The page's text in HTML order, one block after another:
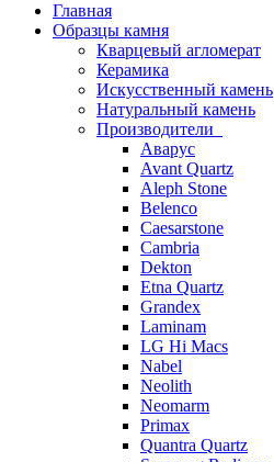
Главная
Образцы камня
Кварцевый агломерат
Керамика
Искусственный камень
Натуральный камень
Производители
Аварус
Avant Quartz
Aleph Stone
Belenco
Caesarstone
Cambria
Dekton
Etna Quartz
Grandex
Laminam
LG Hi Macs
Nabel
Neolith
Neomarm
Primax
Quantra Quartz